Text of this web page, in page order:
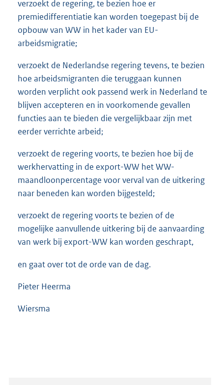
verzoekt de regering, te bezien hoe er
premiedifferentiatie kan worden toegepast bij de
opbouw van WW in het kader van EU-
arbeidsmigratie;
verzoekt de Nederlandse regering tevens, te bezien
hoe arbeidsmigranten die teruggaan kunnen
worden verplicht ook passend werk in Nederland te
blijven accepteren en in voorkomende gevallen
functies aan te bieden die vergelijkbaar zijn met
eerder verrichte arbeid;
verzoekt de regering voorts, te bezien hoe bij de
werkhervatting in de export-WW het WW-
maandloonpercentage voor verval van de uitkering
naar beneden kan worden bijgesteld;
verzoekt de regering voorts te bezien of de
mogelijke aanvullende uitkering bij de aanvaarding
van werk bij export-WW kan worden geschrapt,
en gaat over tot de orde van de dag.
Pieter Heerma
Wiersma